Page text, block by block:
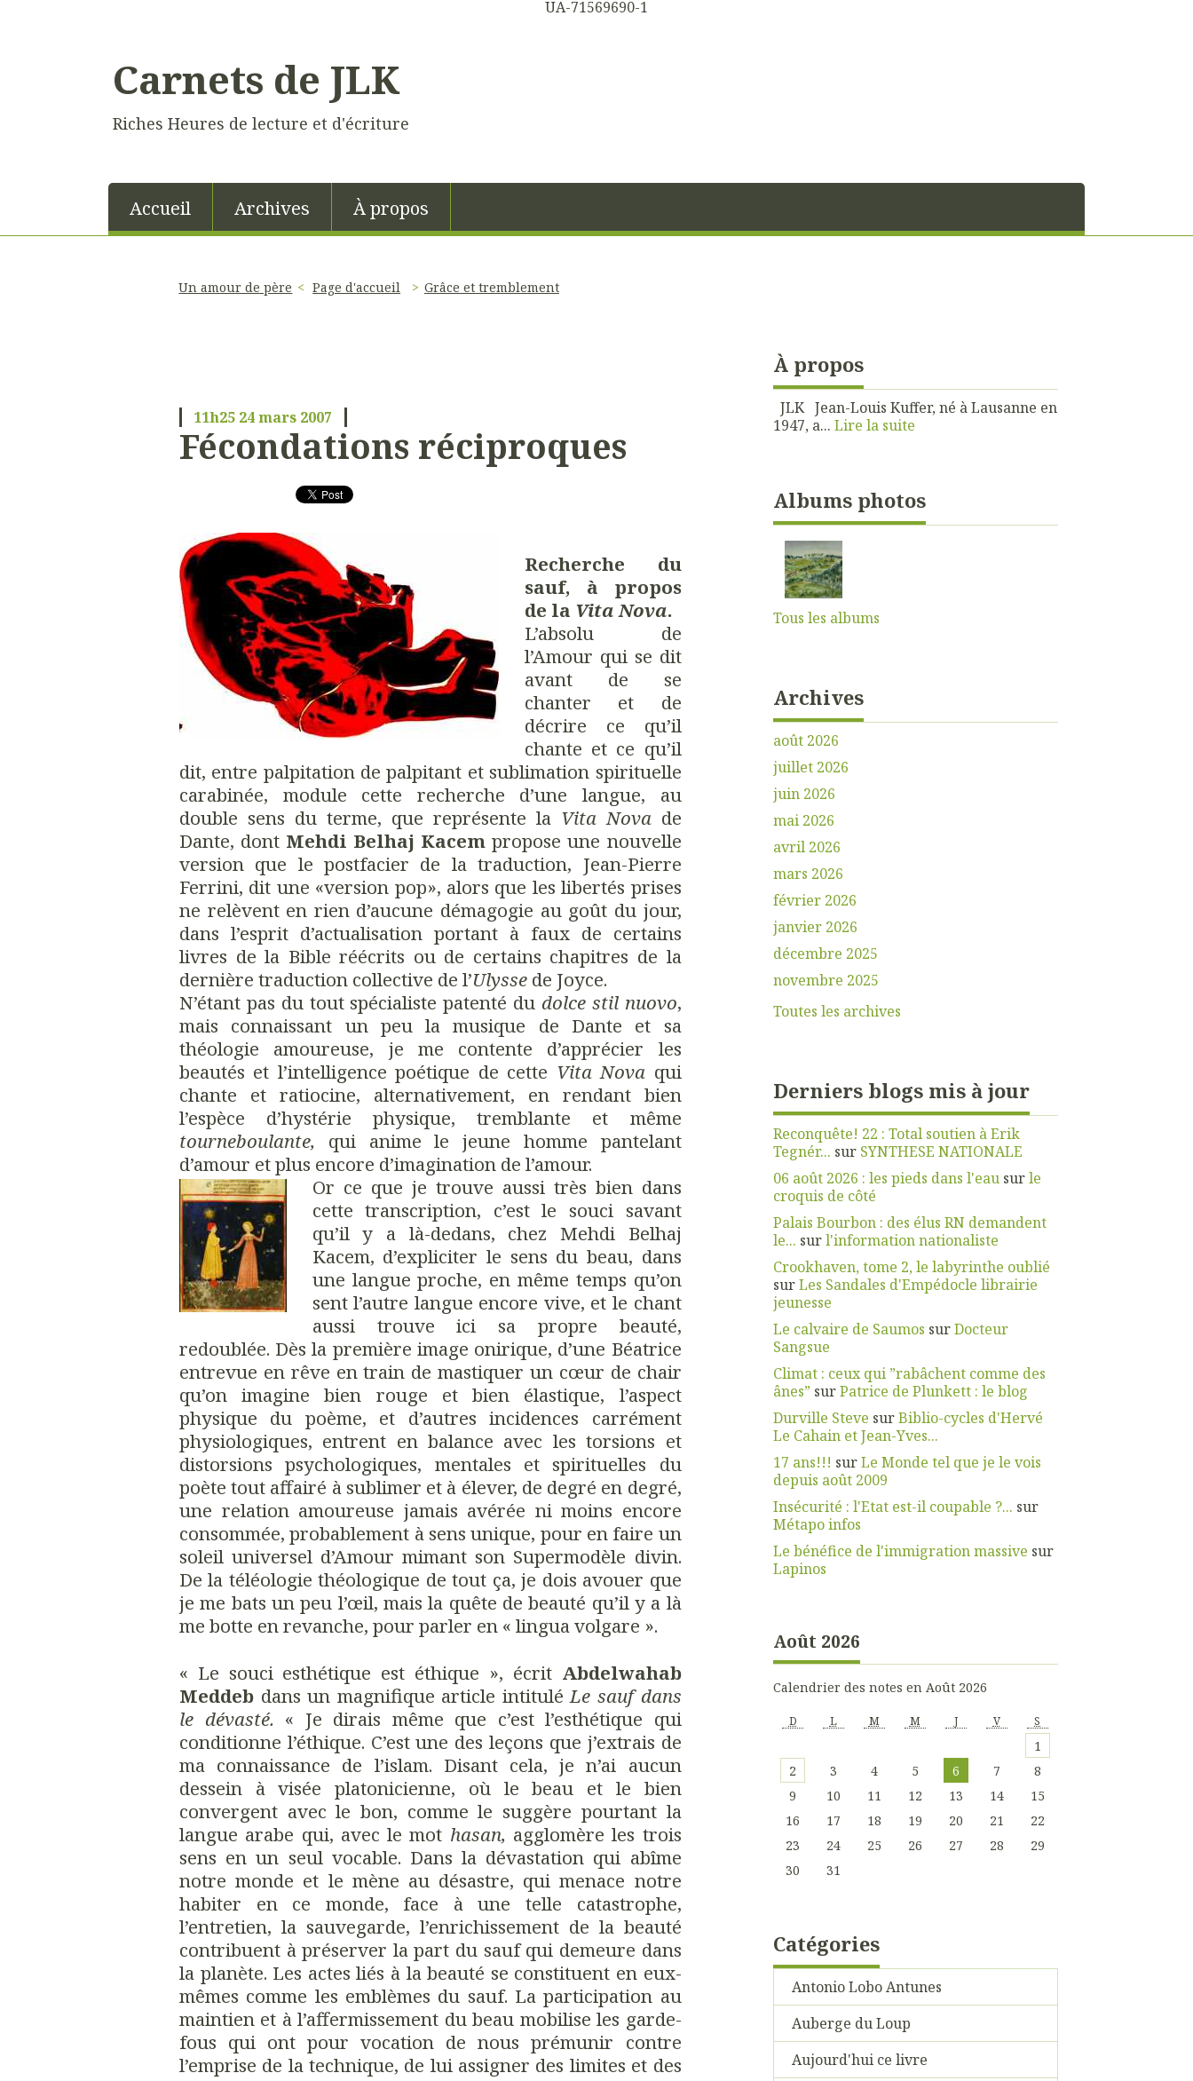
UA-71569690-1
Carnets de JLK
Riches Heures de lecture et d'écriture
Accueil Archives À propos
Un amour de père Page d'accueil Grâce et tremblement
11h25 24mars 2007
Fécondations réciproques
Recherche du
sauf, à propos
de la Vita Nova.
L’absolu de
l’Amour qui se dit
avant de se
chanter et de
décrire ce qu’il
chante et ce qu’il
dit, entre palpitation de palpitant et sublimation spirituelle
carabinée, module cette recherche d’une langue, au
double sens du terme, que représente la Vita Novade
Dante, dont Mehdi Belhaj Kacem propose une nouvelle
version que le postfacier de la traduction, Jean-Pierre
Ferrini, dit une «version pop», alors que les libertés prises
ne relèvent en rien d’aucune démagogie au goût du jour,
dans l’esprit d’actualisation portant à faux de certains
livres de la Bible réécrits ou de certains chapitres de la
dernière traduction collective de l’Ulysse de Joyce.
N’étant pas du tout spécialiste patenté du dolce stil nuovo,
mais connaissant un peu la musique de Dante et sa
théologie amoureuse, je me contente d’apprécier les
beautés et l’intelligence poétique de cette Vita Nova qui
chante et ratiocine, alternativement, en rendant bien
l’espèce d’hystérie physique, tremblante et même
tourneboulante, qui anime le jeune homme pantelant
d’amour et plus encore d’imagination de l’amour.
Or ce que je trouve aussi très bien dans
cette transcription, c’est le souci savant
qu’il y a là-dedans, chez Mehdi Belhaj
Kacem, d’expliciter le sens du beau, dans
une langue proche, en même temps qu’on
sent l’autre langue encore vive, et le chant
aussi trouve ici sa propre beauté,
redoublée. Dès la première image onirique, d’une Béatrice
entrevue en rêve en train de mastiquer un cœur de chair
qu’on imagine bien rouge et bien élastique, l’aspect
physique du poème, et d’autres incidences carrément
physiologiques, entrent en balance avec les torsions et
distorsions psychologiques, mentales et spirituelles du
poète tout affairé à sublimer et à élever, de degré en degré,
une relation amoureuse jamais avérée ni moins encore
consommée, probablement à sens unique, pour en faire un
soleil universel d’Amour mimant son Supermodèle divin.
De la téléologie théologique de tout ça, je dois avouer que
je me bats un peu l’œil, mais la quête de beauté qu’il y a là
me botte en revanche, pour parler en « lingua volgare ».
« Le souci esthétique est éthique », écrit Abdelwahab
Meddeb dans un magnifique article intituléLe sauf dans
le dévasté. « Je dirais même que c’est l’esthétique qui
conditionne l’éthique. C’est une des leçons que j’extrais de
ma connaissance de l’islam. Disant cela, je n’ai aucun
dessein à visée platonicienne, où le beau et le bien
convergent avec le bon, comme le suggère pourtant la
langue arabe qui, avec le mot hasan, agglomère les trois
sens en un seul vocable. Dans la dévastation qui abîme
notre monde et le mène au désastre, qui menace notre
habiter en ce monde, face à une telle catastrophe,
l’entretien, la sauvegarde, l’enrichissement de la beauté
contribuent à préserver la part du sauf qui demeure dans
la planète. Les actes liés à la beauté se constituent en eux-
mêmes comme les emblèmes du sauf. La participation au
maintien et à l’affermissement du beau mobilise les garde-
fous qui ont pour vocation de nous prémunir contre
l’emprise de la technique, de lui assigner des limites et des
À propos
JLK Jean-Louis Kuffer, né à Lausanne en
1947, a... Lire la suite
Albums photos
Tous les albums
Archives
août 2026
juillet 2026
juin 2026
mai 2026
avril 2026
mars 2026
février 2026
janvier 2026
décembre 2025
novembre 2025
Toutes les archives
Derniers blogs mis à jour
Reconquête! 22 : Total soutien à Erik
Tegnér... sur SYNTHESE NATIONALE
06 août 2026 : les pieds dans l'eausurle
croquis de côté
Palais Bourbon : des élus RN demandent
le... surl'information nationaliste
Crookhaven, tome 2, le labyrinthe oublié
surLes Sandales d'Empédocle librairie
jeunesse
Le calvaire de Saumos surDocteur
Sangsue
Climat : ceux qui ”rabâchent comme des
ânes”surPatrice de Plunkett : le blog
Durville Steve surBiblio-cycles d'Hervé
Le Cahain et Jean-Yves...
17 ans!!! surLe Monde tel que je le vois
depuis août 2009
Insécurité : l'Etat est-il coupable ?... sur
Métapo infos
Le bénéfice de l'immigration massive sur
Lapinos
Août 2026
Calendrier des notes en Août 2026
D L M M J V S
1
2
3 4 5 6 7
8
9
10 11 12 13 14
15
16
17 18 19 20 21
22
23
24 25 26 27 28
29
30
31
Catégories
Antonio Lobo Antunes
Auberge du Loup
Aujourd'hui ce livre